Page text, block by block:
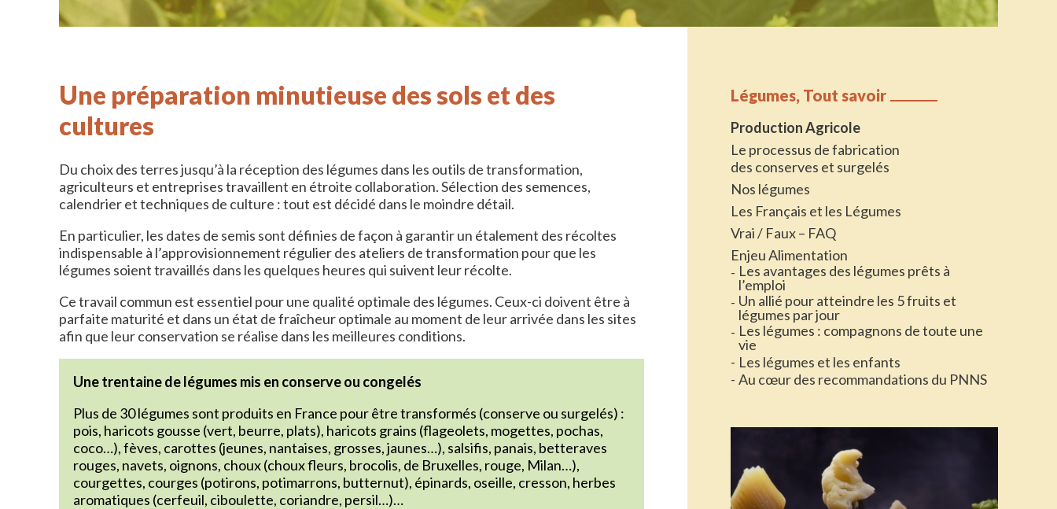
Une préparation minutieuse des sols et des
cultures
Du choix des terres jusqu’à la réception des légumes dans les outils de transformation,
agriculteurs et entreprises travaillent en étroite collaboration. Sélection des semences,
calendrier et techniques de culture : tout est décidé dans le moindre détail.
En particulier, les dates de semis sont définies de façon à garantir un étalement des récoltes
indispensable à l’approvisionnement régulier des ateliers de transformation pour que les
légumes soient travaillés dans les quelques heures qui suivent leur récolte.
Ce travail commun est essentiel pour une qualité optimale des légumes. Ceux-ci doivent être à
parfaite maturité et dans un état de fraîcheur optimale au moment de leur arrivée dans les sites
afin que leur conservation se réalise dans les meilleures conditions.
Une trentaine de légumes mis en conserve ou congelés
Plus de 30 légumes sont produits en France pour être transformés (conserve ou surgelés) :
pois, haricots gousse (vert, beurre, plats), haricots grains (flageolets, mogettes, pochas,
coco…), fèves, carottes (jeunes, nantaises, grosses, jaunes…), salsifis, panais, betteraves
rouges, navets, oignons, choux (choux fleurs, brocolis, de Bruxelles, rouge, Milan…),
courgettes, courges (potirons, potimarrons, butternut), épinards, oseille, cresson, herbes
aromatiques (cerfeuil, ciboulette, coriandre, persil…)…
Légumes, Tout savoir
Production Agricole
Le processus de fabrication
des conserves et surgelés
Nos légumes
Les Français et les Légumes
Vrai / Faux – FAQ
Enjeu Alimentation
Les avantages des légumes prêts à
l’emploi
Un allié pour atteindre les 5 fruits et
légumes par jour
Les légumes : compagnons de toute une
vie
Les légumes et les enfants
Au cœur des recommandations du PNNS